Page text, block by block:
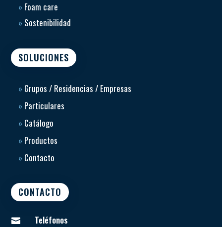
» Foam care
» Sostenibilidad
SOLUCIONES
» Grupos / Residencias / Empresas
» Particulares
» Catálogo
» Productos
» Contacto
CONTACTO

Teléfonos